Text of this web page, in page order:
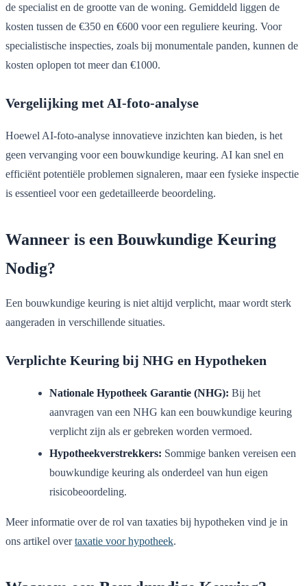
de specialist en de grootte van de woning. Gemiddeld liggen de
kosten tussen de €350 en €600 voor een reguliere keuring. Voor
specialistische inspecties, zoals bij monumentale panden, kunnen de
kosten oplopen tot meer dan €1000.
Vergelijking met AI-foto-analyse
Hoewel AI-foto-analyse innovatieve inzichten kan bieden, is het
geen vervanging voor een bouwkundige keuring. AI kan snel en
efficiënt potentiële problemen signaleren, maar een fysieke inspectie
is essentieel voor een gedetailleerde beoordeling.
Wanneer is een Bouwkundige Keuring
Nodig?
Een bouwkundige keuring is niet altijd verplicht, maar wordt sterk
aangeraden in verschillende situaties.
Verplichte Keuring bij NHG en Hypotheken
Nationale Hypotheek Garantie (NHG): Bij het
aanvragen van een NHG kan een bouwkundige keuring
verplicht zijn als er gebreken worden vermoed.
Hypotheekverstrekkers: Sommige banken vereisen een
bouwkundige keuring als onderdeel van hun eigen
risicobeoordeling.
Meer informatie over de rol van taxaties bij hypotheken vind je in
ons artikel overtaxatie voor hypotheek.